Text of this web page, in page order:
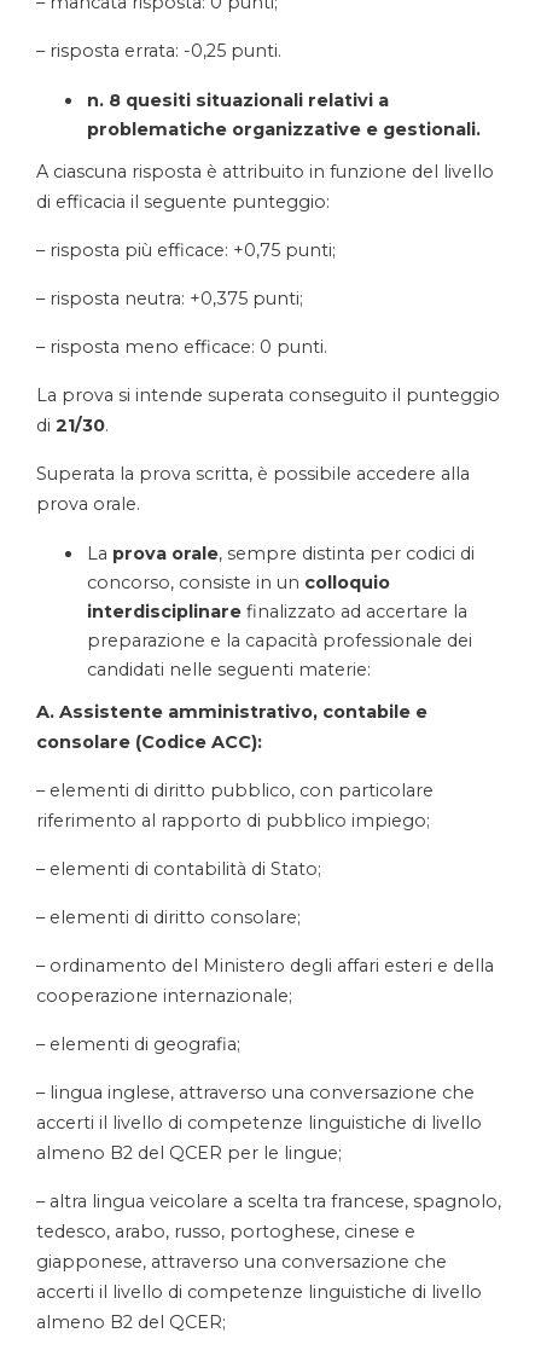
– risposta errata: -0,25 punti.
n. 8 quesiti situazionali relativi a
problematiche organizzative e gestionali.
A ciascuna risposta è attribuito in funzione del livello
di efficacia il seguente punteggio:
– risposta più efficace: +0,75 punti;
– risposta neutra: +0,375 punti;
– risposta meno efficace: 0 punti.
La prova si intende superata conseguito il punteggio
di 21/30.
Superata la prova scritta, è possibile accedere alla
prova orale.
La prova orale, sempre distinta per codici di
concorso, consiste in un colloquio
interdisciplinare finalizzato ad accertare la
preparazione e la capacità professionale dei
candidati nelle seguenti materie:
A. Assistente amministrativo, contabile e
consolare (Codice ACC):
– elementi di diritto pubblico, con particolare
riferimento al rapporto di pubblico impiego;
– elementi di contabilità di Stato;
– elementi di diritto consolare;
– ordinamento del Ministero degli affari esteri e della
cooperazione internazionale;
– elementi di geografia;
– lingua inglese, attraverso una conversazione che
accerti il livello di competenze linguistiche di livello
almeno B2 del QCER per le lingue;
– altra lingua veicolare a scelta tra francese, spagnolo,
tedesco, arabo, russo, portoghese, cinese e
giapponese, attraverso una conversazione che
accerti il livello di competenze linguistiche di livello
almeno B2 del QCER;